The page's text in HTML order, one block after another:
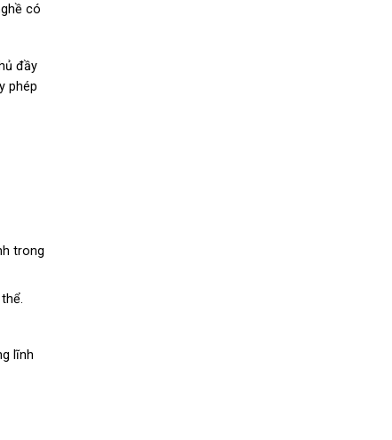
có
đầy
phép
trong
lĩnh